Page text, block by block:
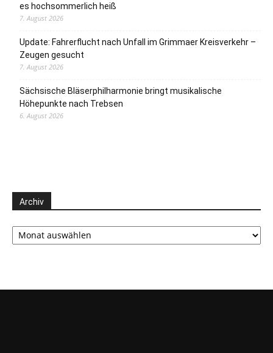
es hochsommerlich heiß
7. August 2026
Update: Fahrerflucht nach Unfall im Grimmaer Kreisverkehr –
Zeugen gesucht
7. August 2026
Sächsische Bläserphilharmonie bringt musikalische
Höhepunkte nach Trebsen
6. August 2026
Archiv
Archiv